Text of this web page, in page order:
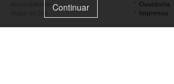
Continuar
Ouvidoria
Imprensa